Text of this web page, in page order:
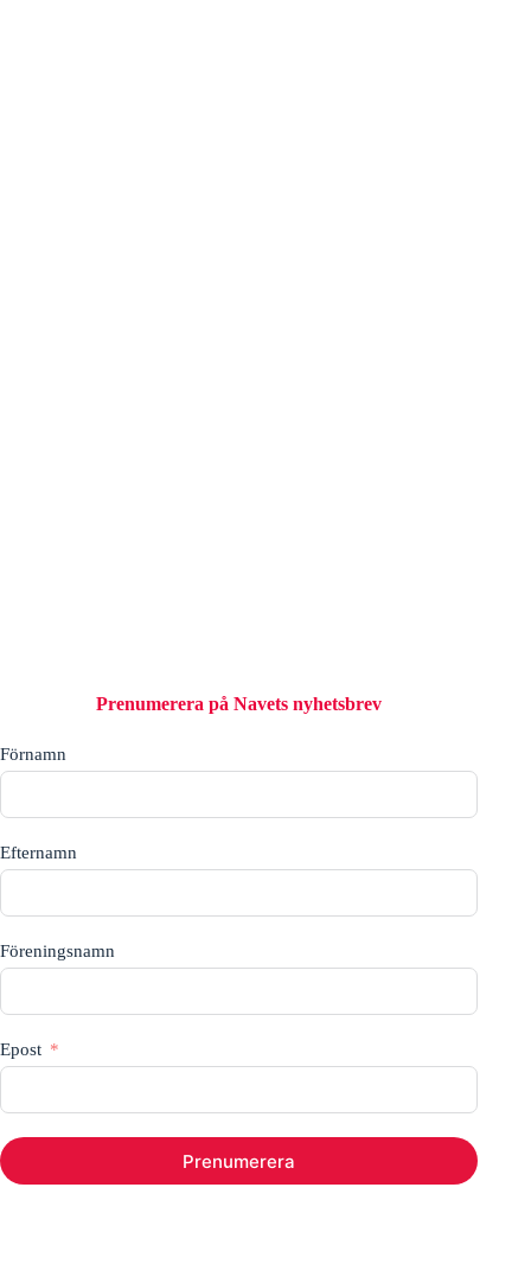
Prenumerera på Navets nyhetsbrev
Förnamn
Efternamn
Föreningsnamn
Epost
Prenumerera